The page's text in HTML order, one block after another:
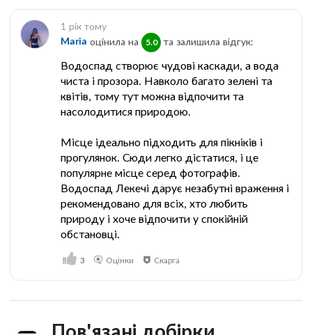
1 рік тому
Maria оцінила на 5.0 та залишила відгук:
Водоспад створює чудові каскади, а вода
чиста і прозора. Навколо багато зелені та
квітів, тому тут можна відпочити та
насолодитися природою.
Місце ідеально підходить для пікніків і
прогулянок. Сюди легко дістатися, і це
популярне місце серед фотографів.
Водоспад Лекечі дарує незабутні враження і
рекомендовано для всіх, хто любить
природу і хоче відпочити у спокійній
обстановці.
3 Оцінки Скарга